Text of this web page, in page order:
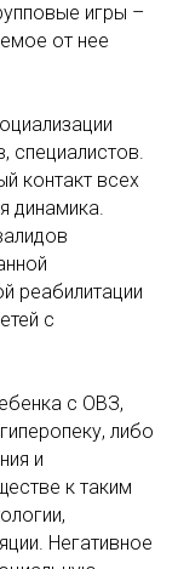
игры –
от нее
специалистов.
контакт всех
динамика.
реабилитации
с
с ОВЗ,
либо
и
к таким
Негативное